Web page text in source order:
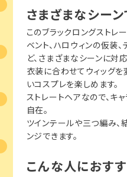
さまざまなシー
このブラックロングストレ
ベント、ハロウィンの仮装
ど、さまざまなシーンに対
衣装に合わせてウィッグを
いコスプレを楽しめます。
ストレートヘアなので、キ
自在。
ツインテールや三つ編み
ンジできます。
こんな人におす